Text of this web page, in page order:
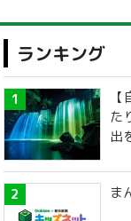
ランキング
た
出
探
ま